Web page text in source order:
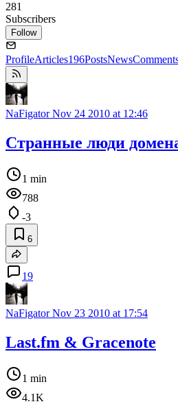
281
Subscribers
Follow
ProfileArticles196PostsNews
NaFigatorNov 24 2010 at 12:46
Странные люди
1 min
788
-3
6
19
NaFigatorNov 23 2010 at 17:54
Last.fm & Gracenote
1 min
4.1K